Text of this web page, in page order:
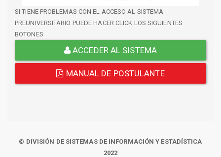
SI TIENE PROBLEMAS CON EL ACCESO AL SISTEMA
PREUNIVERSITARIO PUEDE HACER CLICK LOS SIGUIENTES
BOTONES
ACCEDER AL SISTEMA
MANUAL DE POSTULANTE
© DIVISIÓN DE SISTEMAS DE INFORMACIÓN Y ESTADÍSTICA
2022